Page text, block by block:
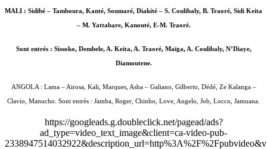
MALI : Sidibé – Tamboura, Kanté, Soumaré, Diakité – S. Coulibaly, B. Traoré, Sidi Keita
– M. Yattabare, Kanouté, E-M. Traoré.
Sont entrés : Sissoko, Dembele, A. Keita, A. Traoré, Maïga, A. Coulibaly, N’Diaye,
Diamoutene.
ANGOLA : Lama – Airosa, Kali, Marques, Asha – Galiano, Gilberto, Dédé, Ze Kalanga –
Clavio, Manucho. Sont entrés : Jamba, Roger, Chinho, Love, Angelo, Job, Locco, Jamuana.
https://googleads.g.doubleclick.net/pagead/ads?
ad_type=video_text_image&client=ca-video-pub-